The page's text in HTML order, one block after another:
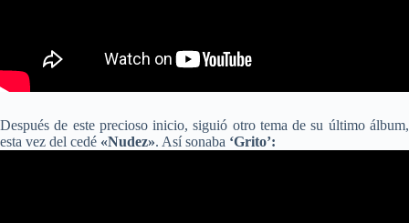
Después de este precioso inicio, siguió otro tema de su último álbum,
esta vez del cedé «Nudez». Así sonaba ‘Grito’: